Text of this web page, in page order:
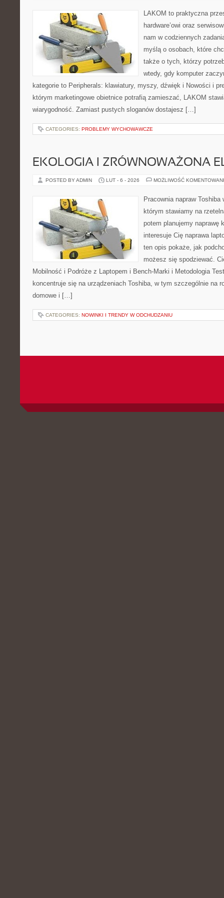
LAKOM to praktyczna
hardware’owi oraz
nam w codziennych
myślą o osobach, które
także o tych, którzy
wtedy, gdy komputer
kategorie to Peripherals: klawiatury, myszy, dźwięk i Nowości i
którym marketingowe obietnice potrafią zamieszać, LAKOM
wiarygodność. Zamiast pustych sloganów dostajesz […]
CATEGORIES: PROBLEMY WYCHOWAWCZE
EKOLOGIA I ZRÓWNOWAŻONA
POSTED BY ADMIN LUT - 6 - 2026 MOŻLIWOŚĆ
Pracownia napraw
którym stawiamy na
potem planujemy naprawę
interesuje Cię naprawa
ten opis pokaże, jak
możesz się spodziewać.
Mobilność i Podróże z Laptopem i Bench-Marki i Metodologia
koncentruje się na urządzeniach Toshiba, w tym szczególnie na
domowe i […]
CATEGORIES: NOWINKI I TRENDY W ODCHUDZANIU